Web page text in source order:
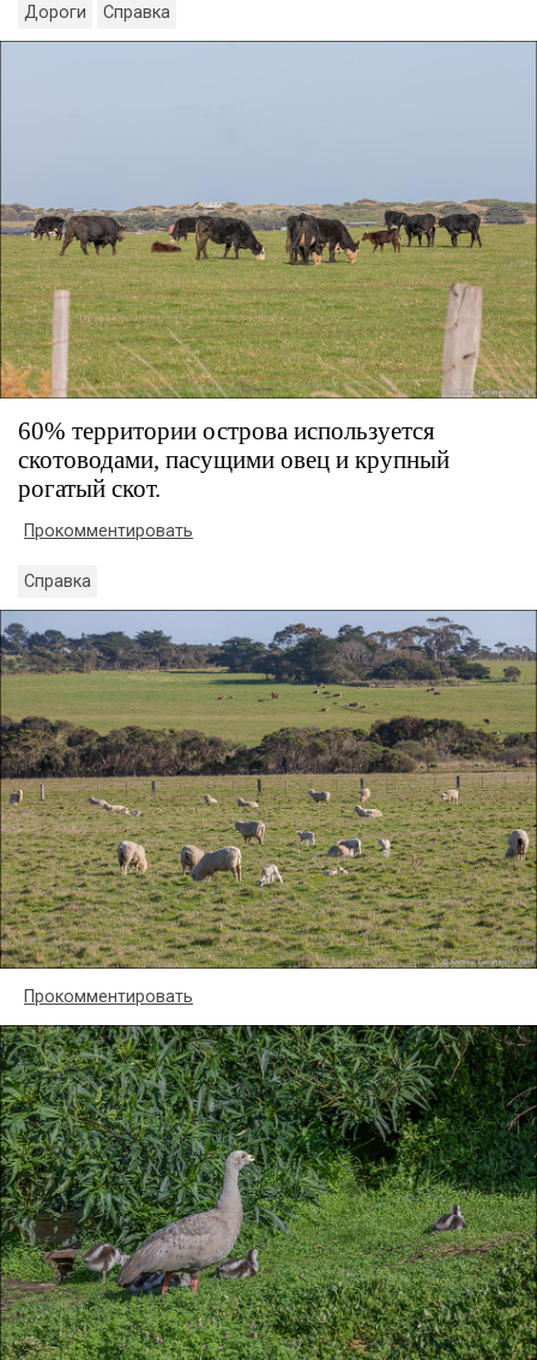
Дороги Справка
60% территории острова используется
скотоводами, пасущими овец и крупный
рогатый скот.
Прокомментировать
Справка
Прокомментировать